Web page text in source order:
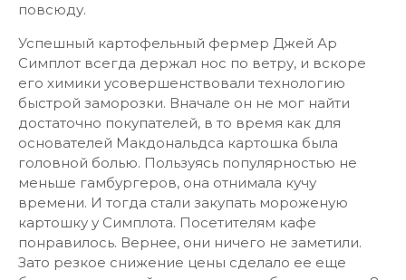
повсюду.
Успешный картофельный фермер Джей Ар
Симплот всегда держал нос по ветру, и вскоре
его химики усовершенствовали технологию
быстрой заморозки. Вначале он не мог найти
достаточно покупателей, в то время как для
основателей Макдональдса картошка была
головной болью. Пользуясь популярностью не
меньше гамбургеров, она отнимала кучу
времени. И тогда стали закупать мороженую
картошку у Симплота. Посетителям кафе
понравилось. Вернее, они ничего не заметили.
Зато резкое снижение цены сделало ее еще